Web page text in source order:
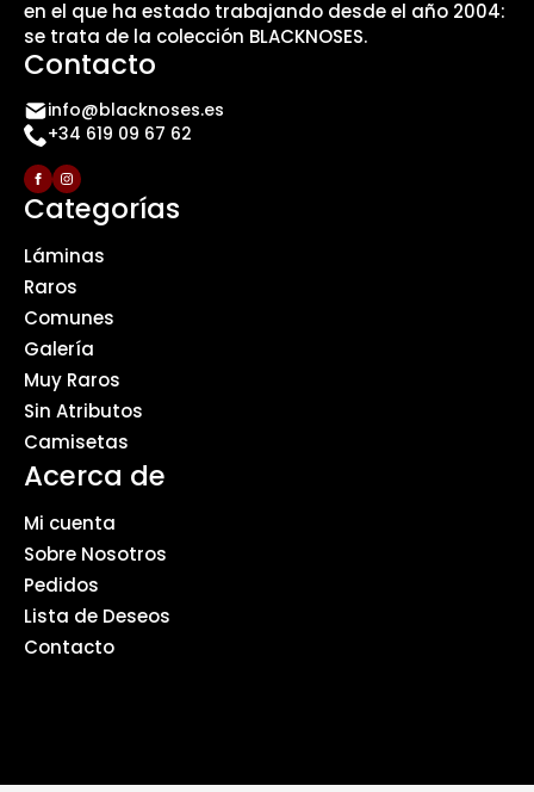
en el que ha estado trabajando desde el año 2004:
se trata de la colección BLACKNOSES.
Contacto
info@blacknoses.es
+34 619 09 67 62
Categorías
Láminas
Raros
Comunes
Galería
Muy Raros
Sin Atributos
Camisetas
Acerca de
Mi cuenta
Sobre Nosotros
Pedidos
Lista de Deseos
Contacto